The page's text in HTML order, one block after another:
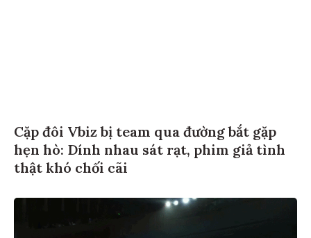
Cặp đôi Vbiz bị team qua đường bắt gặp
hẹn hò: Dính nhau sát rạt, phim giả tình
thật khó chối cãi